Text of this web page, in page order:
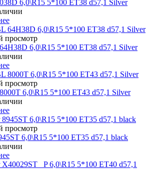
6,0\R15 5*100 ET38 d57,1 Silver
просмотр
6,0\R15 5*100 ET38 d57,1 Silver
просмотр
6,0\R15 5*100 ET43 d57,1 Silver
просмотр
6,0\R15 5*100 ET35 d57,1 black